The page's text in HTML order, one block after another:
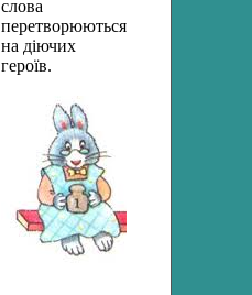
слова
перетворюються
на діючих
героїв.